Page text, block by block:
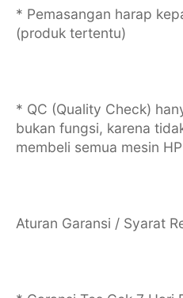
* Pemasangan harap
(produk tertentu)
* QC (Quality Check)
bukan fungsi, karena
membeli semua mesin
Aturan Garansi / Syarat